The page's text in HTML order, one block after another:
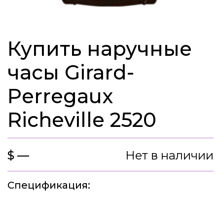
Купить наручные
часы Girard-
Perregaux
Richeville 2520
$ — Нет в наличии
Спецификация: